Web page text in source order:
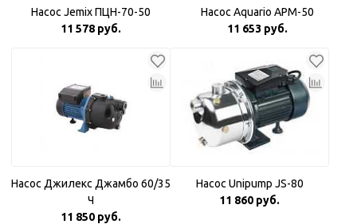
Насос Jemix ПЦН-70-50
11 578 руб.
Насос Aquario APM-50
11 653 руб.
Насос Джилекс Джамбо 60/35
Ч
11 850 руб.
Насос Unipump JS-80
11 860 руб.